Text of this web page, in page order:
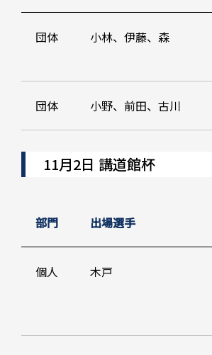
団体 小林、伊藤、森
団体 小野、前田、古川
11月2日 講道館杯
部門 出場選手
個人 木戸